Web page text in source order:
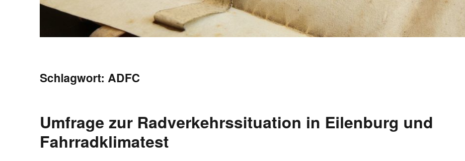
Schlagwort:ADFC
Umfrage zur Radverkehrssituation in Eilenburg und
Fahrradklimatest